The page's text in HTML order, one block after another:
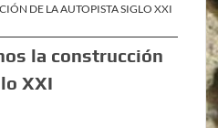
DE LA AUTOPISTA SIGLO XXI
la construcción
XXI